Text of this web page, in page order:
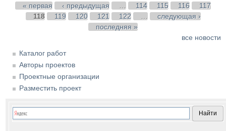
Страницы
« первая ‹ предыдущая … 114 115 116
117
118
119 120 121 122 …
следующая ›
последняя »
все новости
Каталог работ
Авторы проектов
Проектные организации
Разместить проект